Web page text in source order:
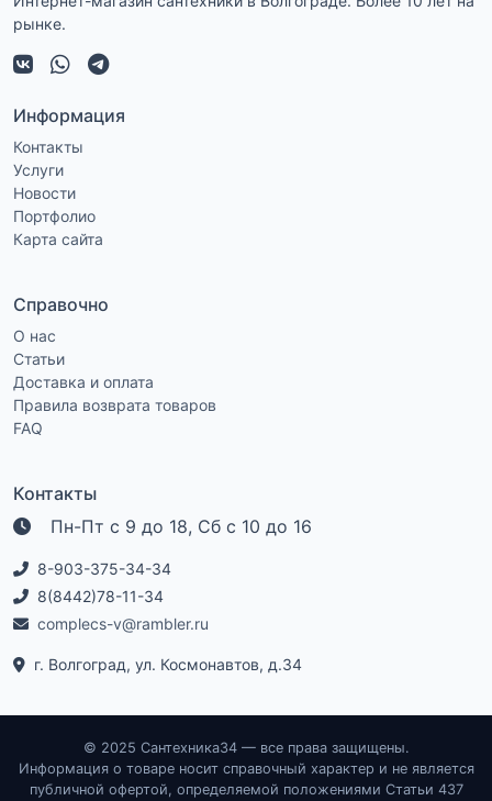
рынке.
Информация
Контакты
Услуги
Новости
Портфолио
Карта сайта
Справочно
О нас
Статьи
Доставка и оплата
Правила возврата товаров
FAQ
Контакты
Пн-Пт с 9 до 18, Сб с 10 до 16
8-903-375-34-34
8(8442)78-11-34
complecs-v@rambler.ru
г. Волгоград, ул. Космонавтов, д.34
© 2025 Сантехника34 — все права защищены.
Информация о товаре носит справочный характер и не является
публичной офертой, определяемой положениями Статьи 437